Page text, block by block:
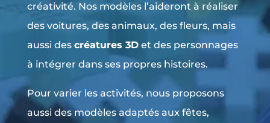
créativité. Nos modèles l’aideront à réaliser
des voitures, des animaux, des fleurs, mais
aussi des créatures 3Det des personnages
à intégrer dans ses propres histoires.
Pour varier les activités, nous proposons
aussi des modèles adaptés aux fêtes,